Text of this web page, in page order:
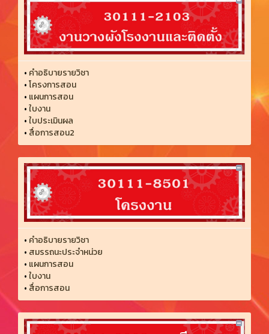
• คำอธิบายรายวิชา
•โครงการสอน
• แผนการสอน
•ใบงาน
•ใบประเมินผล
• สื่อการสอน2
• คำอธิบายรายวิชา
• สมรรถนะประจำหน่วย
• แผนการสอน
•ใบงาน
• สื่อการสอน